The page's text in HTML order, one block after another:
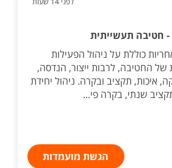
חטיבה תעשייתית
כוללת על ניהול הפעילות
של החטיבה, לרבות ייצור, הנדסה,
איכות, תקציב ובקרה. ניהול יחידת
שנתי, בקרה פי...
הגשת מועמדות